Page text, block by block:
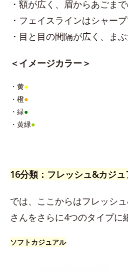
・額が広く、眉からあごま
・フェイスラインはシャー
・目と目の間隔が広く、ま
＜イメージカラー＞
・黄●
・橙●
・緑●
・黄緑●
16分類：フレッシュ&カジ
では、ここからはフレッシ
さんをさらに4つのタイプに
ソフトカジュアル